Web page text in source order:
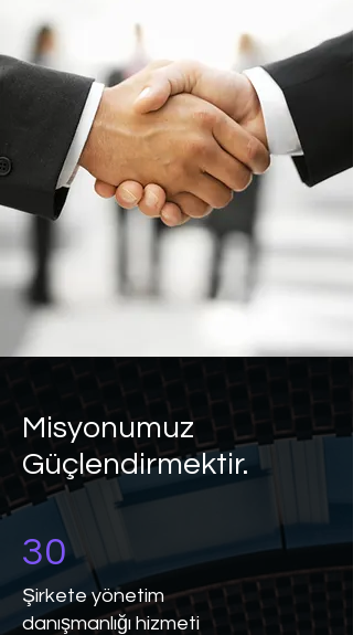
Misyonumuz
Güçlendirmektir.
30
Şirkete yönetim
danışmanlığı hizmeti